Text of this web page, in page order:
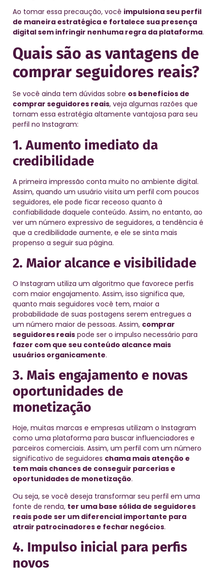
Ao tomar essa precaução, você impulsiona seu perfil
de maneira estratégica e fortalece sua presença
digital sem infringir nenhuma regra da plataforma.
Quais são as vantagens de
comprar seguidores reais?
Se você ainda tem dúvidas sobre os benefícios de
comprar seguidores reais, veja algumas razões que
tornam essa estratégia altamente vantajosa para seu
perfil no Instagram:
1. Aumento imediato da
credibilidade
A primeira impressão conta muito no ambiente digital.
Assim, quando um usuário visita um perfil com poucos
seguidores, ele pode ficar receoso quanto à
confiabilidade daquele conteúdo. Assim, no entanto, ao
ver um número expressivo de seguidores, a tendência é
que a credibilidade aumente, e ele se sinta mais
propenso a seguir sua página.
2. Maior alcance e visibilidade
O Instagram utiliza um algoritmo que favorece perfis
com maior engajamento. Assim, isso significa que,
quanto mais seguidores você tem, maior a
probabilidade de suas postagens serem entregues a
um número maior de pessoas. Assim, comprar
seguidores reais pode ser o impulso necessário para
fazer com que seu conteúdo alcance mais
usuários organicamente.
3. Mais engajamento e novas
oportunidades de
monetização
Hoje, muitas marcas e empresas utilizam o Instagram
como uma plataforma para buscar influenciadores e
parceiros comerciais. Assim, um perfil com um número
significativo de seguidores chama mais atenção e
tem mais chances de conseguir parcerias e
oportunidades de monetização.
Ou seja, se você deseja transformar seu perfil em uma
fonte de renda, ter uma base sólida de seguidores
reais pode ser um diferencial importante para
atrair patrocinadores e fechar negócios.
4. Impulso inicial para perfis
novos